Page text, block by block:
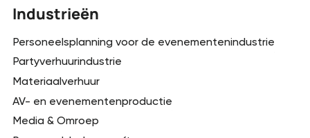
Industrieën
Personeelsplanning voor de evenementenindustrie
Partyverhuurindustrie
Materiaalverhuur
AV- en evenementenproductie
Media & Omroep